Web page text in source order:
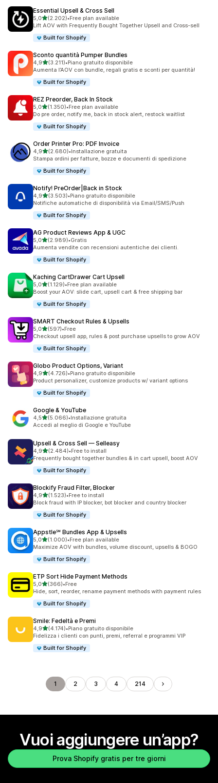
Essential Upsell & Cross Sell
5,0stelle su 5
(2.202)
2202 recensioni totali
•Free plan available
Lift AOV with Frequently Bought Together Upsell and Cross-sell
Built for Shopify
Sconto quantità Pumper Bundles
4,9stelle su 5
(3.211)
3211 recensioni totali
•Piano gratuito disponibile
Aumenta l’AOV con bundle, regali gratis e sconti per quantità!
Built for Shopify
REZ Preorder, Back In Stock
5,0stelle su 5
(1.350)
1350 recensioni totali
•Free plan available
Do pre order, notify me, back in stock alert, restock waitlist
Built for Shopify
Order Printer Pro: PDF Invoice
4,9stelle su 5
(2.680)
2680 recensioni totali
•Installazione gratuita
Stampa ordini per fatture, bozze e documenti di spedizione
Built for Shopify
Notify! PreOrder|Back in Stock
4,9stelle su 5
(3.503)
3503 recensioni totali
•Piano gratuito disponibile
Notifiche automatiche di disponibilità via Email/SMS/Push
Built for Shopify
AG Product Reviews App & UGC
5,0stelle su 5
(2.989)
2989 recensioni totali
•Gratis
Aumenta vendite con recensioni autentiche dei clienti.
Built for Shopify
Kaching CartDrawer Cart Upsell
5,0stelle su 5
(1.129)
1129 recensioni totali
•Free plan available
Boost your AOV: slide cart, upsell cart & free shipping bar
Built for Shopify
SMART Checkout Rules & Upsells
5,0stelle su 5
(597)
597 recensioni totali
•Free
Checkout upsell app, rules & post purchase upsells to grow AOV
Built for Shopify
Globo Product Options, Variant
4,9stelle su 5
(4.726)
4726 recensioni totali
•Piano gratuito disponibile
Product personalizer, customize products w/ variant options
Built for Shopify
Google & YouTube
4,5stelle su 5
(5.066)
5066 recensioni totali
•Installazione gratuita
Accedi al meglio di Google e YouTube
Upsell & Cross Sell — Selleasy
4,9stelle su 5
(2.484)
2484 recensioni totali
•Free to install
Frequently bought together bundles & in cart upsell, boost AOV
Built for Shopify
Blockify Fraud Filter, Blocker
4,9stelle su 5
(1.523)
1523 recensioni totali
•Free to install
Block fraud with IP blocker, bot blocker and country blocker
Built for Shopify
Appstle℠ Bundles App & Upsells
5,0stelle su 5
(1.000)
1000 recensioni totali
•Free plan available
Maximize AOV with bundles, volume discount, upsells & BOGO
Built for Shopify
ETP Sort Hide Payment Methods
5,0stelle su 5
(366)
366 recensioni totali
•Free
Hide, sort, reorder, rename payment methods with payment rules
Built for Shopify
Smile: Fedeltà e Premi
4,9stelle su 5
(4.174)
4174 recensioni totali
•Piano gratuito disponibile
Fidelizza i clienti con punti, premi, referral e programmi VIP
Built for Shopify
1 2 3 4 214
Vuoi aggiungere un’app?
Prova Shopify gratis per tre giorni